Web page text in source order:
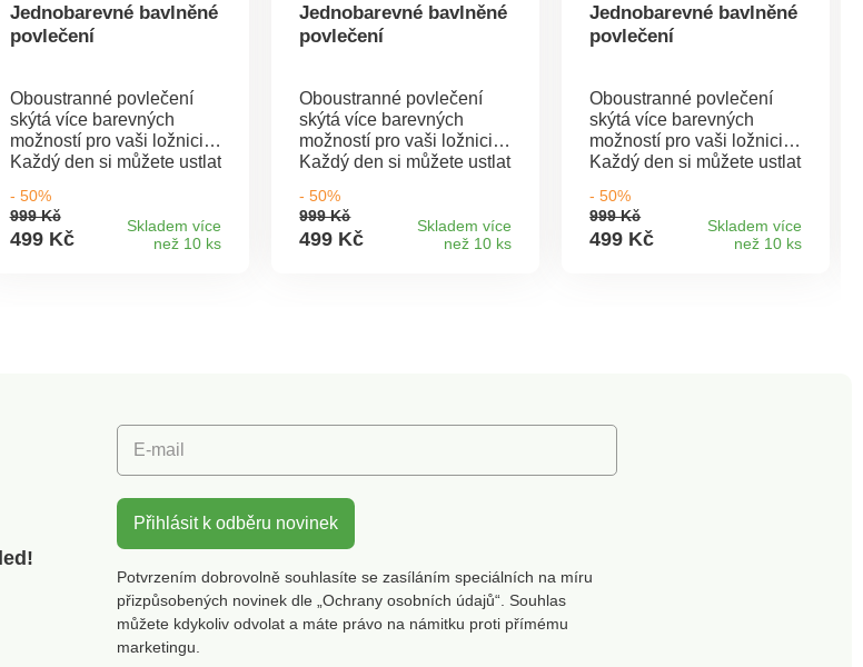
Jednobarevné bavlněné
povlečení
Oboustranné povlečení
skýtá více barevných
možností pro vaši ložnici.
Každý den si můžete ustlat
tomu vůbec nutné měnit
povlečení. Krásný
decentní design.100%
- 50%
999 Kč
499 Kč
Skladem více
než 10 ks
Jednobarevné bavlněné
povlečení
Oboustranné povlečení
skýtá více barevných
možností pro vaši ložnici.
Každý den si můžete ustlat
tomu vůbec nutné měnit
povlečení. Krásný
decentní design.100%
- 50%
999 Kč
499 Kč
Skladem více
než 10 ks
Jednobarevné bavlněné
povlečení
Oboustranné povlečení
skýtá více barevných
možností pro vaši ložnici.
Každý den si můžete ustlat
tomu vůbec nutné měnit
povlečení. Krásný
decentní design.100%
- 50%
999 Kč
499 Kč
Skladem více
než 10 ks
E-mail
Přihlásit k odběru novinek
Potvrzením dobrovolně souhlasíte se zasíláním speciálních na míru
přizpůsobených novinek dle „Ochrany osobních údajů“. Souhlas
můžete kdykoliv odvolat a máte právo na námitku proti přímému
marketingu.